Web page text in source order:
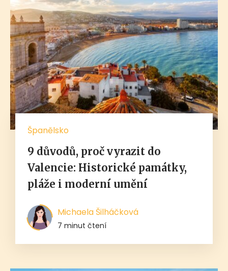
Španělsko
9 důvodů, proč vyrazit do
Valencie: Historické památky,
pláže i moderní umění
Michaela Šilháčková
7 minut čtení